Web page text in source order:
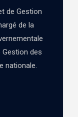
de Gestion
de la
des
nationale.